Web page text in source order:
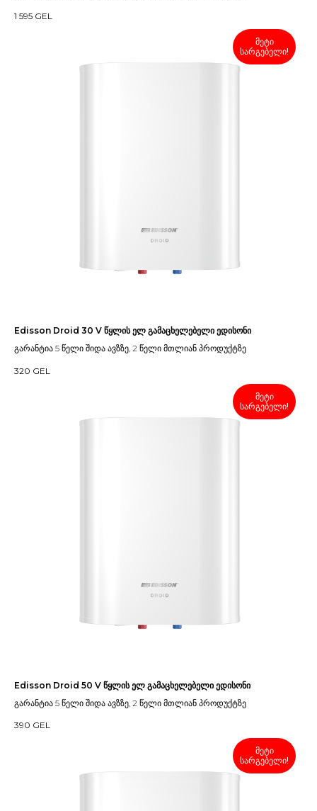
1 595 GEL
მეტი
სარგებელი!
Edisson Droid 30 V წყლის ელ გამაცხელებელი ედისონი
გარანტია 5 წელი შიდა ავზზე, 2 წელი მთლიან პროდუქტზე
320 GEL
მეტი
სარგებელი!
Edisson Droid 50 V წყლის ელ გამაცხელებელი ედისონი
გარანტია 5 წელი შიდა ავზზე, 2 წელი მთლიან პროდუქტზე
390 GEL
მეტი
სარგებელი!